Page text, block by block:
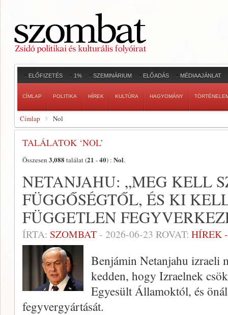
ELŐFIZETÉS 1% SZEMINÁRIUM ELŐADÁS MÉDIAAJÁNLAT
CÍMLAP POLITIKA HÍREK KULTÚRA HAGYOMÁNY
Címlap Nol
TALÁLATOK ‘NOL’
Összesen 3,088 találat (21 -40) : Nol.
NETANJAHU: „MEG KELL
FÜGGŐSÉGTŐL, ÉS KI
FÜGGETLEN
ÍRTA: SZOMBAT- 2026-06-23 ROVAT: HÍREK
Benjámin Netanjahu izraeli
kedden, hogy Izraelnek
Egyesült Államoktól, és
fegyvergyártását.